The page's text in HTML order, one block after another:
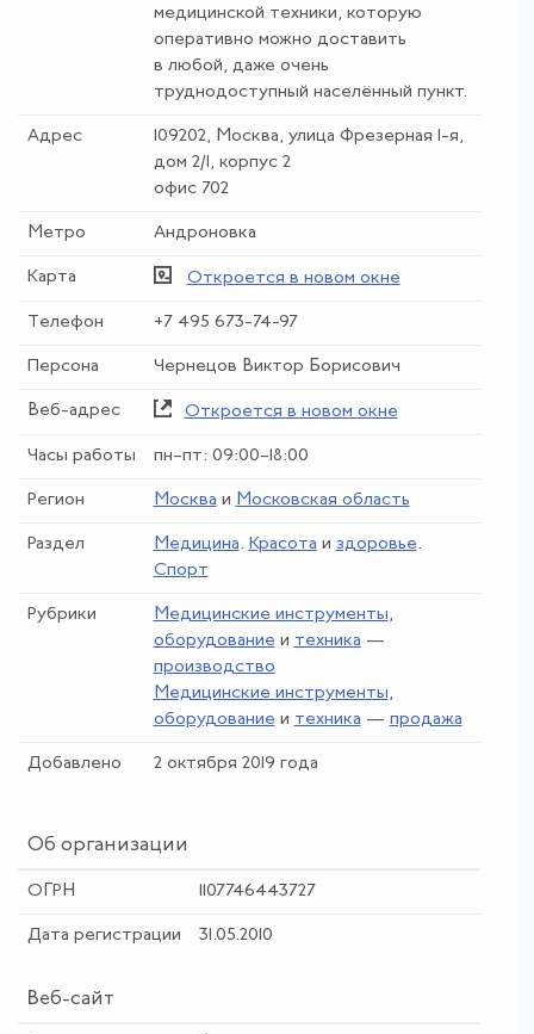
медицинской техники, которую
оперативно можно доставить
в любой, даже очень
труднодоступный населённый пункт.
Адрес
109202, Москва, улица Фрезерная 1-я,
дом 2/1, корпус 2
офис 702
Метро Андроновка
Карта Откроется в новом окне
Телефон +7 495 673-74-97
Персона Чернецов Виктор Борисович
Веб-адрес Откроется в новом окне
Часы работы пн–пт: 09:00–18:00
Регион Москва и Московская область
Раздел Медицина. Красота и здоровье.
Спорт
Рубрики Медицинские инструменты,
оборудование и техника —
производство
Медицинские инструменты,
оборудование и техника — продажа
Добавлено 2 октября 2019 года
Об организации
ОГРН 1107746443727
Дата регистрации 31.05.2010
Веб-сайт